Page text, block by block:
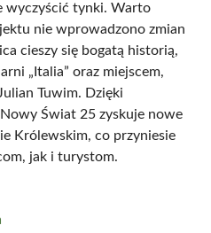
wyczyścić tynki. Warto
nie wprowadzono zmian
cieszy się bogatą historią,
„Italia” oraz miejscem,
Tuwim. Dzięki
Świat 25 zyskuje nowe
Królewskim, co przyniesie
jak i turystom.